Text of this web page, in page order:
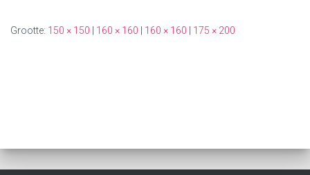
Grootte: 150 × 150 160 × 160 160 × 160 175 × 200